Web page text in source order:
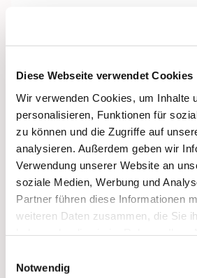
Diese Webseite verwendet Cookies
Wir verwenden Cookies, um Inhalte
personalisieren, Funktionen für
zu können und die Zugriffe auf
analysieren. Außerdem geben wir
Verwendung unserer Website an
soziale Medien, Werbung und
Partner führen diese Informationen
weiteren Daten zusammen, die Sie
Notwendig
Dies könnte